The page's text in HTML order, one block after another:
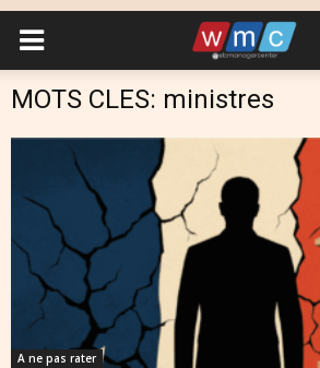
MOTS CLES: ministres
A ne pas rater